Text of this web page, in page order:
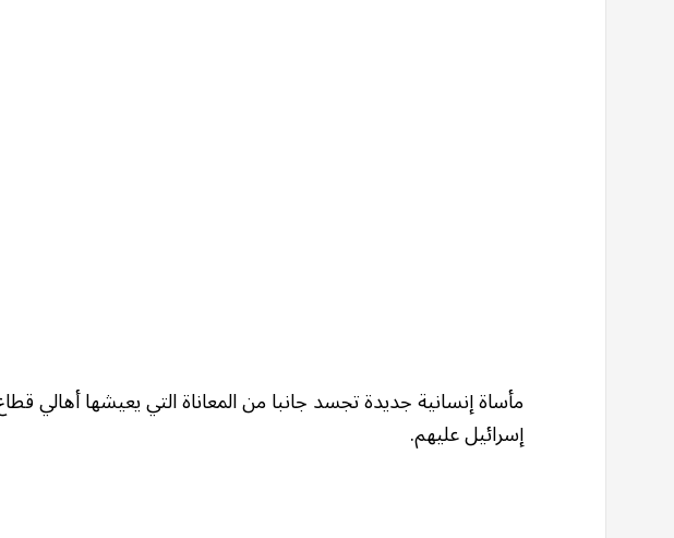
مأساة إنسانية جديدة تجسد جانبا من المعاناة التي يعيشها أهالي
إسرائيل عليهم.